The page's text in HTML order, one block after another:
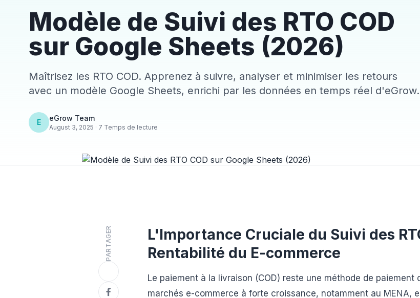
Modèle de Suivi des RTO COD
sur Google Sheets (2026)
Maîtrisez les RTO COD. Apprenez à suivre, analyser et minimiser les retours
avec un modèle Google Sheets, enrichi par les données en temps réel d'eGrow.
E eGrow Team
August 3, 2025 · 7 Temps de lecture
PARTAGER
L'Importance Cruciale du Suivi des
Rentabilité du E-commerce
Le paiement à la livraison (COD) reste une méthode de paiement
marchés e-commerce à forte croissance, notamment au MENA,